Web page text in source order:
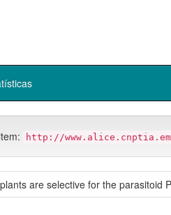
http://
are selective for the